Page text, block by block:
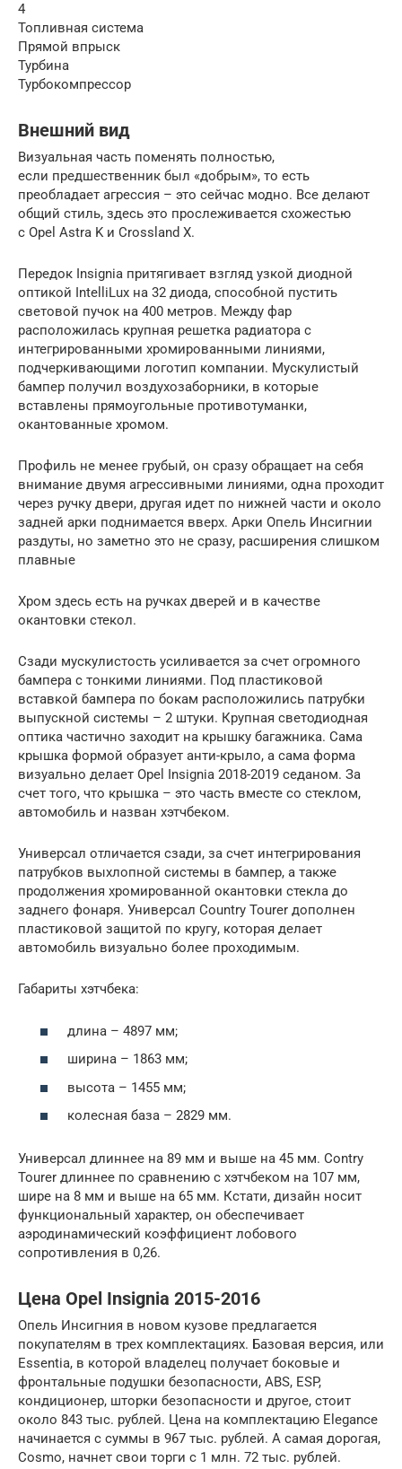
4
Топливная система
Прямой впрыск
Турбина
Турбокомпрессор
Внешний вид
Визуальная часть поменять полностью,
если предшественник был «добрым», то есть
преобладает агрессия – это сейчас модно. Все делают
общий стиль, здесь это прослеживается схожестью
с Opel Astra K и Crossland X.
Передок Insignia притягивает взгляд узкой диодной
оптикой IntelliLux на 32 диода, способной пустить
световой пучок на 400 метров. Между фар
расположилась крупная решетка радиатора с
интегрированными хромированными линиями,
подчеркивающими логотип компании. Мускулистый
бампер получил воздухозаборники, в которые
вставлены прямоугольные противотуманки,
окантованные хромом.
Профиль не менее грубый, он сразу обращает на себя
внимание двумя агрессивными линиями, одна проходит
через ручку двери, другая идет по нижней части и около
задней арки поднимается вверх. Арки Опель Инсигнии
раздуты, но заметно это не сразу, расширения слишком
плавные
Хром здесь есть на ручках дверей и в качестве
окантовки стекол.
Сзади мускулистость усиливается за счет огромного
бампера с тонкими линиями. Под пластиковой
вставкой бампера по бокам расположились патрубки
выпускной системы – 2 штуки. Крупная светодиодная
оптика частично заходит на крышку багажника. Сама
крышка формой образует анти-крыло, а сама форма
визуально делает Opel Insignia 2018-2019 седаном. За
счет того, что крышка – это часть вместе со стеклом,
автомобиль и назван хэтчбеком.
Универсал отличается сзади, за счет интегрирования
патрубков выхлопной системы в бампер, а также
продолжения хромированной окантовки стекла до
заднего фонаря. Универсал Country Tourer дополнен
пластиковой защитой по кругу, которая делает
автомобиль визуально более проходимым.
Габариты хэтчбека:
длина – 4897 мм;
ширина – 1863 мм;
высота – 1455 мм;
колесная база – 2829 мм.
Универсал длиннее на 89 мм и выше на 45 мм. Contry
Tourer длиннее по сравнению с хэтчбеком на 107 мм,
шире на 8 мм и выше на 65 мм. Кстати, дизайн носит
функциональный характер, он обеспечивает
аэродинамический коэффициент лобового
сопротивления в 0,26.
Цена Opel Insignia 2015-2016
Опель Инсигния в новом кузове предлагается
покупателям в трех комплектациях. Базовая версия, или
Essentia, в которой владелец получает боковые и
фронтальные подушки безопасности, ABS, ESP,
кондиционер, шторки безопасности и другое, стоит
около 843 тыс. рублей. Цена на комплектацию Elegance
начинается с суммы в 967 тыс. рублей. А самая дорогая,
Cosmo, начнет свои торги с 1 млн. 72 тыс. рублей.